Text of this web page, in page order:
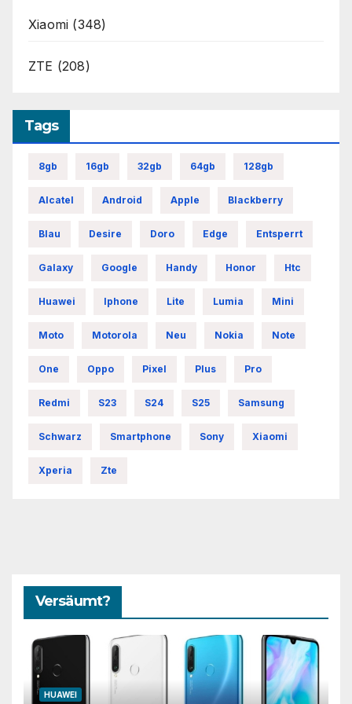
Xiaomi (348)
ZTE (208)
Tags
8gb 16gb 32gb 64gb 128gb
Alcatel Android Apple Blackberry
Blau Desire Doro Edge Entsperrt
Galaxy Google Handy Honor Htc
Huawei Iphone Lite Lumia Mini
Moto Motorola Neu Nokia Note
One Oppo Pixel Plus Pro
Redmi S23 S24 S25 Samsung
Schwarz Smartphone Sony Xiaomi
Xperia Zte
Versäumt?
HUAWEI